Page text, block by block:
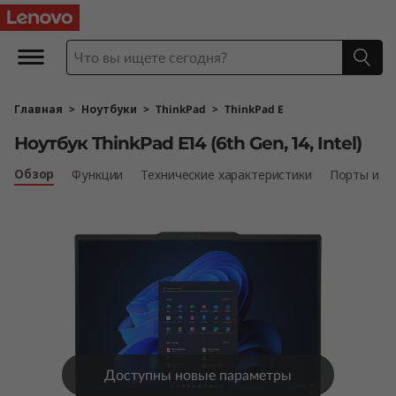
L
n
o
v
Главная > Ноутбуки > ThinkPad > ThinkPad E
Ноутбук ThinkPad E14 (6th Gen, 14, Intel)
Обзор Функции Технические характеристики Порты и
Доступны новые параметры